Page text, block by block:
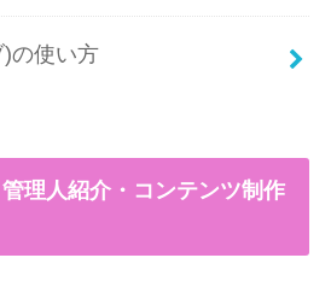
の使い方
理人紹介・コンテンツ制作